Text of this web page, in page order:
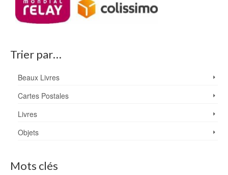
Trier par…
Beaux Livres
Cartes Postales
Livres
Objets
Mots clés